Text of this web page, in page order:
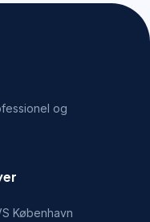
og
København